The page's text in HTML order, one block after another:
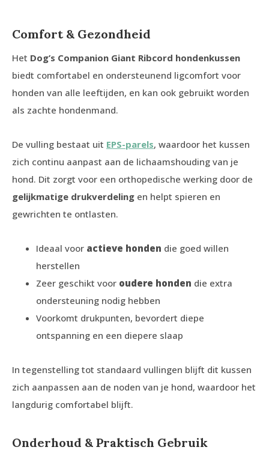
Comfort & Gezondheid
Het Dog’s Companion Giant Ribcord hondenkussen
biedt comfortabel en ondersteunend ligcomfort voor
honden van alle leeftijden, en kan ook gebruikt worden
als zachte hondenmand.
De vulling bestaat uit EPS-parels, waardoor het kussen
zich continu aanpast aan de lichaamshouding van je
hond. Dit zorgt voor een orthopedische werking door de
gelijkmatige drukverdeling en helpt spieren en
gewrichten te ontlasten.
Ideaal voor actieve honden die goed willen
herstellen
Zeer geschikt voor oudere honden die extra
ondersteuning nodig hebben
Voorkomt drukpunten, bevordert diepe
ontspanning en een diepere slaap
In tegenstelling tot standaard vullingen blijft dit kussen
zich aanpassen aan de noden van je hond, waardoor het
langdurig comfortabel blijft.
Onderhoud & Praktisch Gebruik